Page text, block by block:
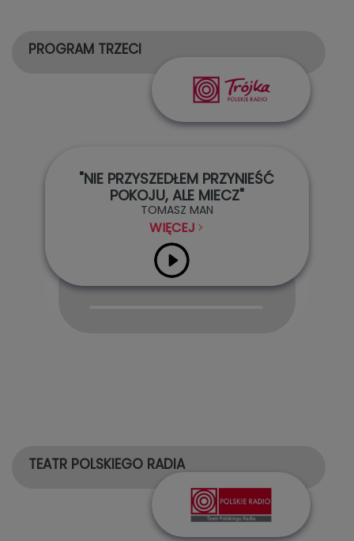
PROGRAM TRZECI
"NIE PRZYSZEDŁEM PRZYNIEŚĆ
POKOJU, ALE MIECZ"
TOMASZ MAN
WIĘCEJ
Audio
TEATR POLSKIEGO RADIA